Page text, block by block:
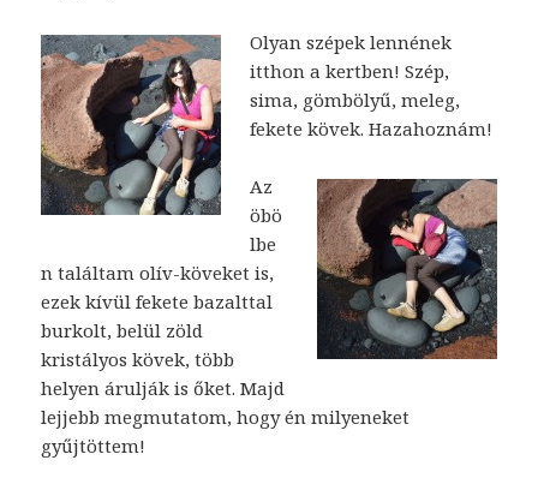
Olyan szépek lennének
itthon a kertben! Szép,
sima, gömbölyű, meleg,
fekete kövek. Hazahoznám!
Az
öbö
lbe
n találtam olív-köveket is,
ezek kívül fekete bazalttal
burkolt, belül zöld
kristályos kövek, több
helyen árulják is őket. Majd
lejjebb megmutatom, hogy én milyeneket
gyűjtöttem!